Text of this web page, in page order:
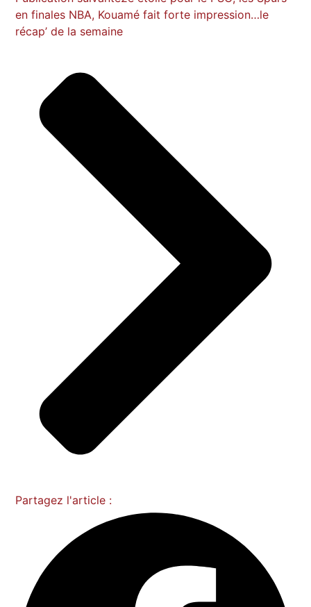
en finales NBA, Kouamé fait forte impression…le
récap’ de la semaine
Partagez l'article :